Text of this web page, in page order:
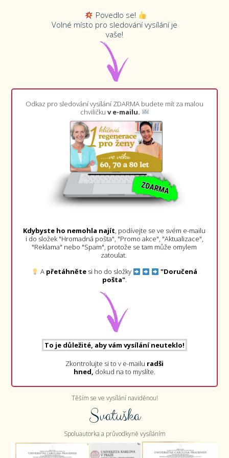
Povedlo se!
Volné místo pro sledování vysílání je
vaše!
Odkaz pro sledování vysílání ZDARMA budete mít za malou
chviličku v e-mailu.
Kdybyste ho nemohla najít, podívejte se ve svém e-mailu
i do složek "Hromadná pošta", "Promo akce", "Aktualizace",
"Reklama" nebo "Spam", protože se tam může omylem
zatoulat.
A přetáhněte si ho do složky
"Doručená
pošta".
To je důležité, aby vám vysílání neuteklo!
Zkontrolujte si to v e-mailu radši
hned, dokud na to myslíte.
Těším se ve vysílání naviděnou!
Svatuška
Spoluautorka a průvodkyně vysíláním